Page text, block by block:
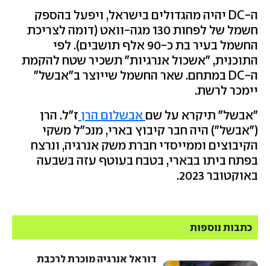
ה-DC יהיה מהגדולים בישראל, ויפעל בהספק
חשמל של לפחות 130 מגה-וואט (דומה לצריכת
החשמל בעיר בת כ-90 אלף תושבים). לפי
התוכנית, "אשכול אנרגיות" תשכיר שטח להקמת
ה-DC במתחם. שאר החשמל שייוצר ב"אבשל"
יימכר לרשת.
"אבשל" תיקרא על שםאבשלום הרן ז"ל. הרן
("אבשל") היה חבר קיבוץ בארי, מנכ"ל משקי
הקיבוצים וממייסדי חברת משק אנרגיה, ונרצח
בפתח ביתו בבארי, בטבח בעוטף עזה בשבעה
באוקטובר 2023.
כתבות נוספות
דוראל אנרגיה מוכרת לרכבת